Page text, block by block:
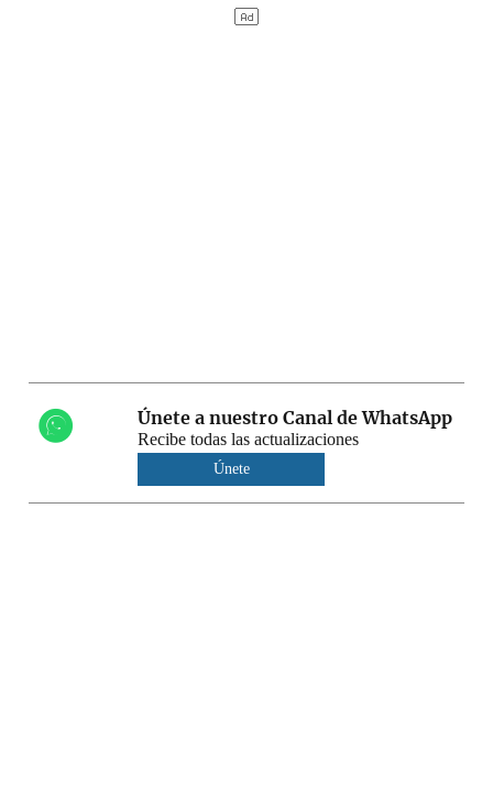
Únete a nuestro Canal de WhatsApp
Recibe todas las actualizaciones
Únete